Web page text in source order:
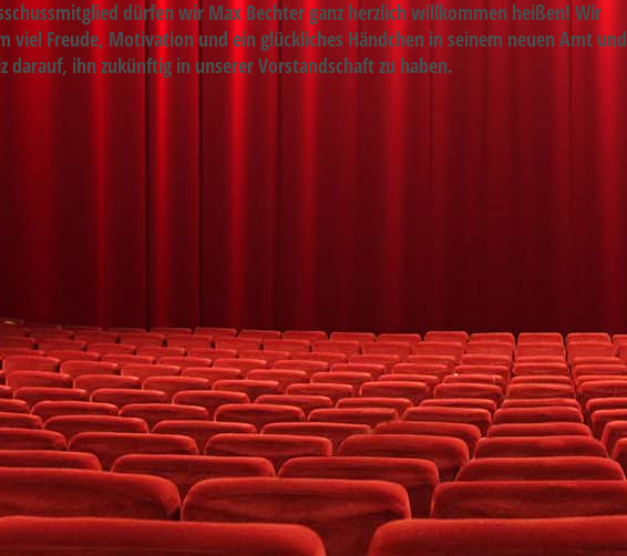
dürfen wir Max Bechterganz herzlich willkommen heißen! Wir
viel Freude, Motivation und ein glückliches Händchen in seinem neuen Amt und
darauf, ihn zukünftig in unserer Vorstandschaft zu haben.